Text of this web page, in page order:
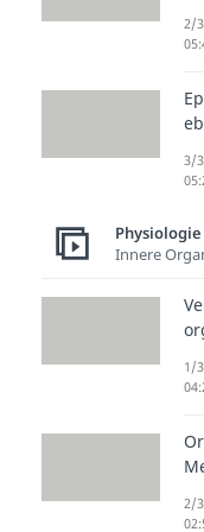
Darm
in
Bei
die
2/
3/
Innere
1/
2/